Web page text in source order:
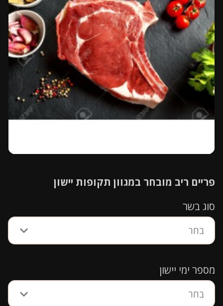
פריים ריב מובחר במגוון תקופות יישון
סוג בשר
בחר
מספר ימי יישון
בחר